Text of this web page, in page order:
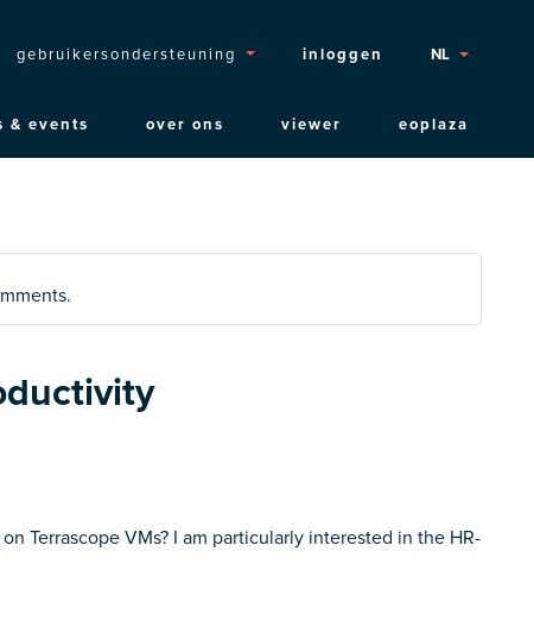
Topmenu
gebruikersondersteuning inloggen NL
& events over ons viewer eoplaza
Terrascope VMs? I am particularly interested in the HR-